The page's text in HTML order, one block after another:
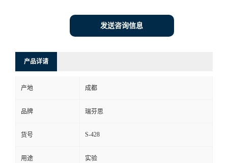
式
发送咨询信息
产品详请
产地 成都
品牌 瑞芬思
货号 S-428
用途 实验